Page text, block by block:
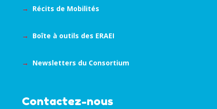
→ Récits de Mobilités
→ Boîte à outils des ERAEI
→ Newsletters du Consortium
Contactez-nous